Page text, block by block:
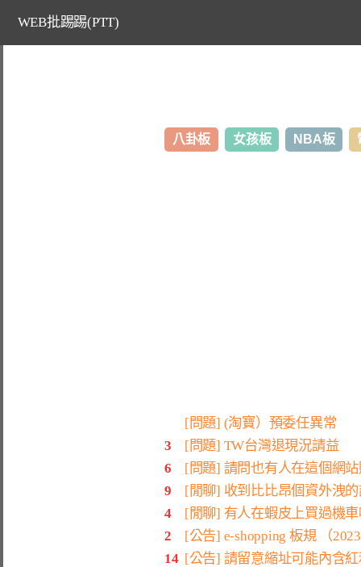
WEB批踢踢(PTT)
八卦板 女孩板 NBA板
[問題] (淘寶）預委任異常
3
[問題] TW台灣退現況請益
6
[問題] 請問也有人在這個網
9
[閒聊] 收到比比昂個資外洩
4
[閒聊] 有人在蝦皮上買過機車
2
[公告] e-shopping 板規 （
14 [公告] 請留意縮址可能內含